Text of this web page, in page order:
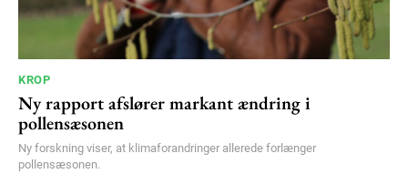
Orci varius natoque dolor
KROP
Ny rapport afslører markant ændring i
pollensæsonen
Ny forskning viser, at klimaforandringer allerede forlænger
pollensæsonen.